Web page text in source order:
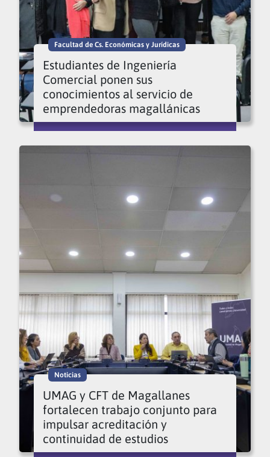
Facultad de Cs. Económicas y Jurídicas
Estudiantes de Ingeniería
Comercial ponen sus
conocimientos al servicio de
emprendedoras magallánicas
Noticias
UMAG y CFT de Magallanes
fortalecen trabajo conjunto para
impulsar acreditación y
continuidad de estudios